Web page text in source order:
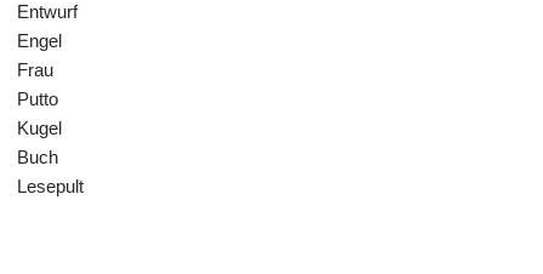
Entwurf
Engel
Frau
Putto
Kugel
Buch
Lesepult